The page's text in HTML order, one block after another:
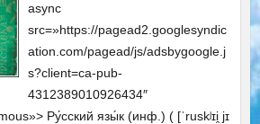
async
src=»https://pagead2.googlesyndic
ation.com/pagead/js/adsbygoogle.j
s?client=ca-pub-
4312389010926434″
Ру́сский язы́к (инф.) ( [ˈruskʲɪi̯ jɪ